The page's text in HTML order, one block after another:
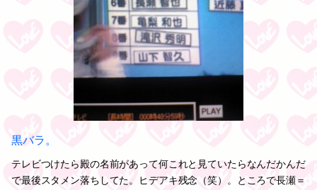
黒バラ。
テレビつけたら殿の名前があって何これと見ていたらなんだかんだ
で最後スタメン落ちしてた。ヒデアキ残念（笑）。ところで長瀬＝